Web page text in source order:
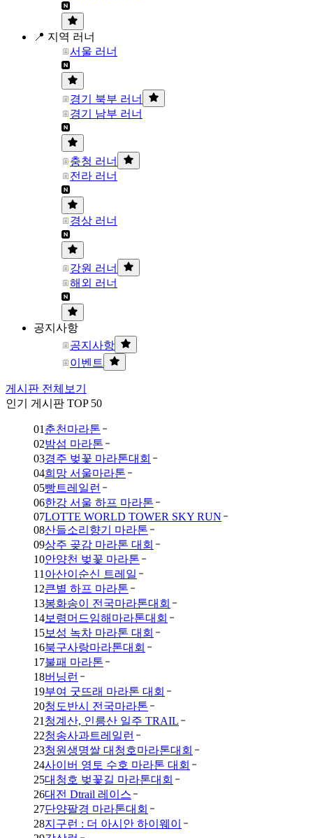
📍 지역 러너
서울 러너
경기 북부 러너
경기 남부 러너
충청 러너
전라 러너
경상 러너
강원 러너
해외 러너
공지사항
공지사항
이벤트
게시판 전체보기
인기 게시판 TOP 50
01 춘천마라톤
02밤섬 마라톤
03경주 벚꽃 마라톤대회
04희망 서울마라톤
05빵트레일런
06한강 서울 하프 마라톤
07LOTTE WORLD TOWER SKY RUN
08산들소리향기 마라톤
09상주 곶감 마라톤 대회
10안양천 벚꽃 마라톤
11 아산이순신 트레일
12큰별 하프 마라톤
13봉화송이 전국마라톤대회
14보령머드임해마라톤대회
15보성 녹차 마라톤 대회
16북구사랑마라톤대회
17불패 마라톤
18버닝런
19부여 굿뜨래 마라톤 대회
20청도반시 전국마라톤
21 청계산, 인릉산 일주 TRAIL
22청송사과트레일런
23청원생명쌀 대청호마라톤대회
24사이버 영토 수호 마라톤 대회
25대청호 벚꽃길 마라톤대회
26대전 Dtrail 레이스
27단양팔경 마라톤대회
28지구런 : 더 아시안 하이웨이